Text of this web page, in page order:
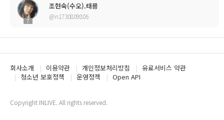
7
조현숙(수오).태릉
@n1730809806
회사소개 이용약관 개인정보처리방침
유료서비스 약관
청소년 보호정책
운영정책 Open API
Copyright INLIVE. All rights reserved.